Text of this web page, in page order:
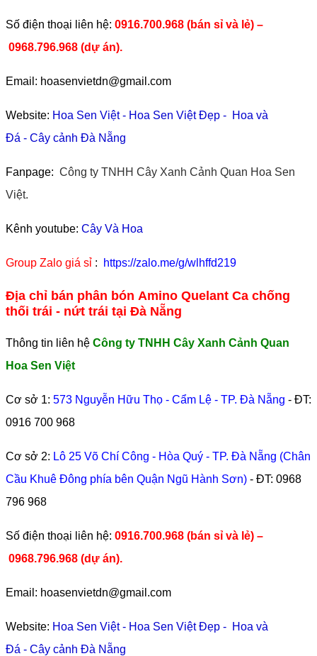
​Số điện thoại liên hệ: 0916.700.968 (bán sỉ và lẻ) –
0968.796.968 (dự án).
Email: hoasenvietdn@gmail.com
Website: Hoa Sen Việt- Hoa Sen Việt Đẹp - Hoa và
Đá - Cây cảnh Đà Nẵng
Fanpage: Công ty TNHH Cây Xanh Cảnh Quan Hoa Sen
Việt.
Kênh youtube: Cây Và Hoa
Group Zalo giá sỉ : https://zalo.me/g/wlhffd219
Địa chỉ bán phân bón Amino Quelant Ca chống
thối trái - nứt trái tại Đà Nẵng
Thông tin liên hệ Công ty TNHH Cây Xanh Cảnh Quan
Hoa Sen Việt
Cơ sở 1: 573 Nguyễn Hữu Thọ - Cẩm Lệ - TP. Đà Nẵng - ĐT:
0916 700 968
Cơ sở 2: Lô 25 Võ Chí Công - Hòa Quý - TP. Đà Nẵng (Chân
Cầu Khuê Đông phía bên Quận Ngũ Hành Sơn) - ĐT: 0968
796 968
​Số điện thoại liên hệ: 0916.700.968 (bán sỉ và lẻ) –
0968.796.968 (dự án).
Email: hoasenvietdn@gmail.com
Website: Hoa Sen Việt- Hoa Sen Việt Đẹp - Hoa và
Đá - Cây cảnh Đà Nẵng